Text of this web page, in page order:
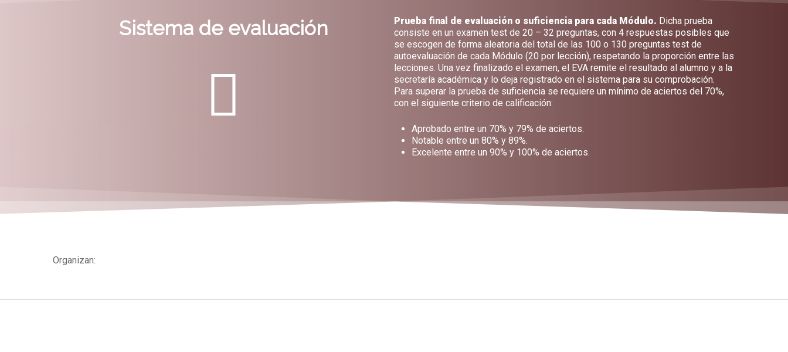
Sistema de evaluación Prueba final de evaluación o suficiencia para cada Módulo. Dicha prueba
consiste en un examen test de 20 – 32 preguntas, con 4 respuestas posibles que
se escogen de forma aleatoria del total de las 100 o 130 preguntas test de
autoevaluación de cada Módulo (20 por lección), respetando la proporción entre las
lecciones. Una vez finalizado el examen, el EVA remite el resultado al alumno y a la
secretaría académica y lo deja registrado en el sistema para su comprobación.
Para superar la prueba de suficiencia se requiere un mínimo de aciertos del 70%,
con el siguiente criterio de calificación:
Aprobado entre un 70% y 79% de aciertos.
Notable entre un 80% y 89%.
Excelente entre un 90% y 100% de aciertos.
Organizan: